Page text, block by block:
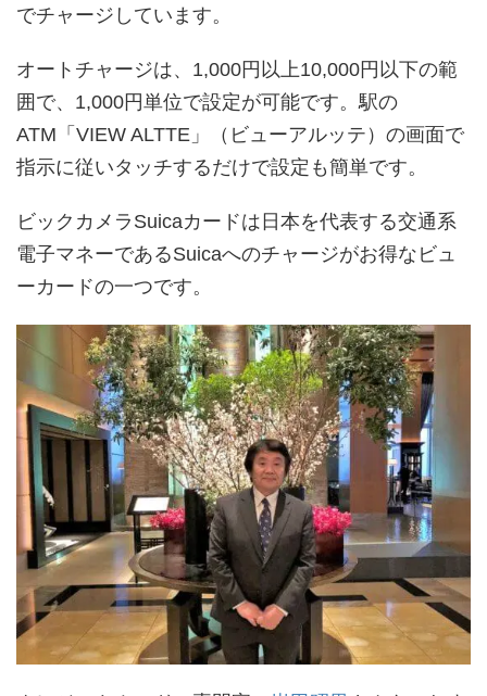
でチャージしています。
オートチャージは、1,000円以上10,000円以下の範
囲で、1,000円単位で設定が可能です。駅の
ATM「VIEW ALTTE」（ビューアルッテ）の画面で
指示に従いタッチするだけで設定も簡単です。
ビックカメラSuicaカードは日本を代表する交通系
電子マネーであるSuicaへのチャージがお得なビュ
ーカードの一つです。